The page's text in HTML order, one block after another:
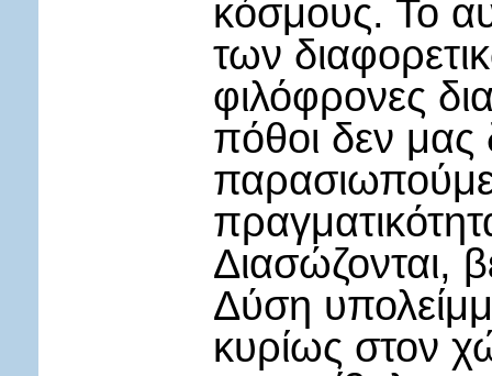
κόσμους. Το
των
φιλόφρονες
πόθοι δεν μας
Διασώζονται,
Δύση
κυρίως στον